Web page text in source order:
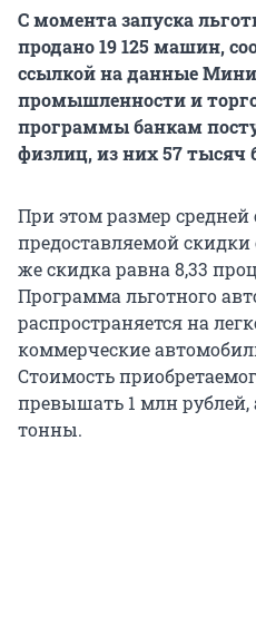
С момента запуска
продано 19 125 машин,
ссылкой на данные
промышленности и
программы банкам
физлиц, из них 57 тысяч
При этом размер средней
предоставляемой скидки
же скидка равна 8,33
Программа льготного
распространяется на
коммерческие
Стоимость
превышать 1 млн рублей,
тонны.